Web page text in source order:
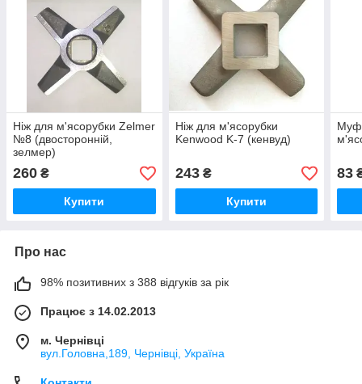
Ніж для м'ясорубки Zelmer
№8 (двосторонній,
зелмер)
260 ₴
Купити
Ніж для м'ясорубки
Kenwood K-7 (кенвуд)
243₴
Купити
83
Про нас
98% позитивних з 388 відгуків за рік
Працює з 14.02.2013
м. Чернівці
вул.Головна,189, Чернівці, Україна